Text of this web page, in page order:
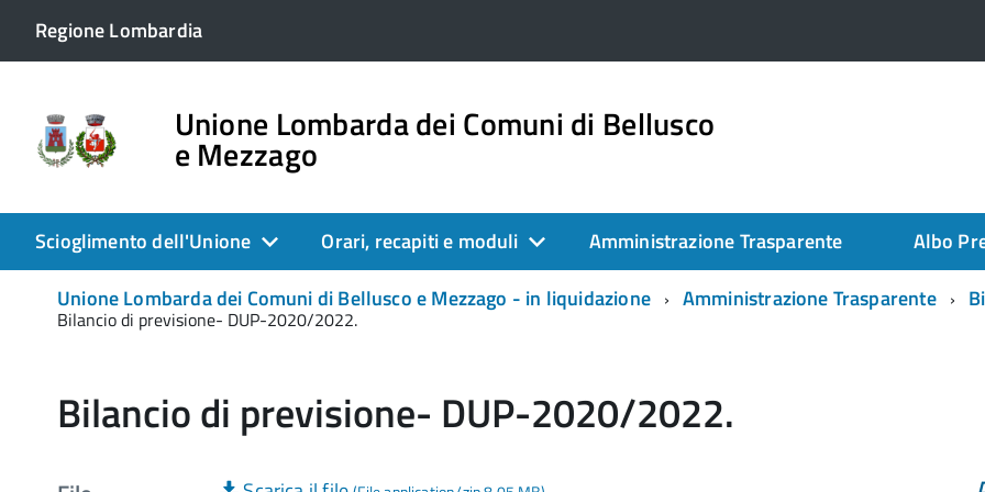
Regione Lombardia
Unione Lombarda dei Comuni di Bellusco
e Mezzago
Scioglimento dell'Unione Orari, recapiti e moduli Amministrazione Trasparente Albo
Unione Lombarda dei Comuni di Bellusco e Mezzago - in liquidazione
Amministrazione Trasparente
Bilancio di previsione- DUP-2020/2022.
Bilancio di previsione- DUP-2020/2022.